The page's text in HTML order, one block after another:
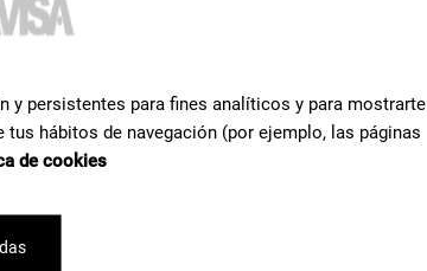
STORTO, FORSE HAI
y persistentes para fines analíticos y para mostrarte
hábitos de navegación (por ejemplo, las páginas
de cookies